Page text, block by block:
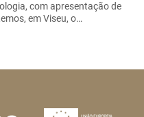
com apresentação de
em Viseu, o…